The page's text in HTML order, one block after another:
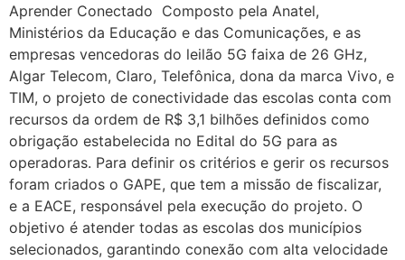
Aprender Conectado Composto pela Anatel,
Ministérios da Educação e das Comunicações, e as
empresas vencedoras do leilão 5G faixa de 26 GHz,
Algar Telecom, Claro, Telefônica, dona da marca Vivo, e
TIM, o projeto de conectividade das escolas conta com
recursos da ordem de R$ 3,1 bilhões definidos como
obrigação estabelecida no Edital do 5G para as
operadoras. Para definir os critérios e gerir os recursos
foram criados o GAPE, que tem a missão de fiscalizar,
e a EACE, responsável pela execução do projeto. O
objetivo é atender todas as escolas dos municípios
selecionados, garantindo conexão com alta velocidade